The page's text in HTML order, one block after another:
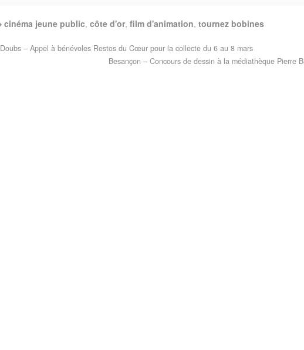
cinéma jeune public,côte d'or,film d'animation,tournez bobines
Doubs – Appel à bénévoles Restos du Cœur pour la collecte du 6 au 8 mars
Besançon – Concours de dessin à la médiathèque Pierre